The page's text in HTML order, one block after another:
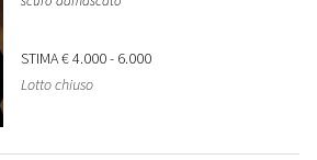
STIMA€ 4.000 - 6.000
Lotto chiuso